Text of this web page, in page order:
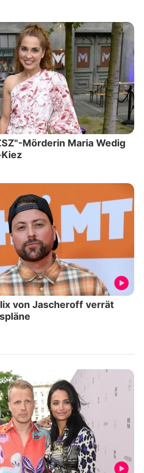
Mörderin Maria Wedig
von Jascheroff verrät